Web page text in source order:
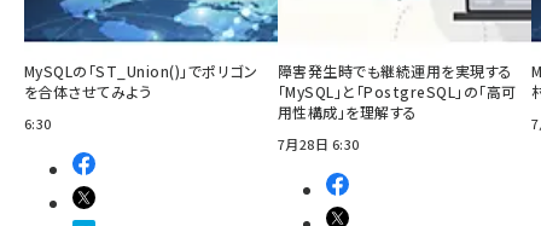
MySQLの「ST_Union()」でポリゴン
を合体させてみよう
6:30
障害発生時でも継続運用を実現する
「MySQL」と「PostgreSQL」の「高可
用性構成」を理解する
7月28日 6:30